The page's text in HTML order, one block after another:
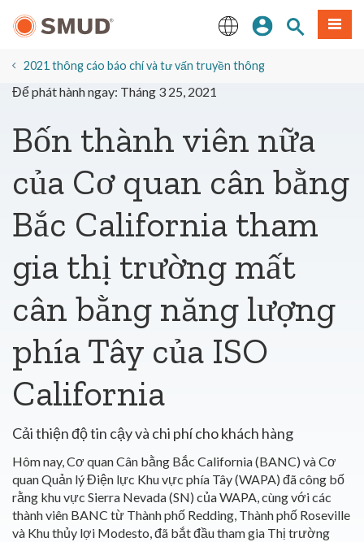
đến
dung
Đăng nhập
Tìm trangThực
2021 thông cáo báo chí và tư vấn truyền thông
Để phát hành ngay: Tháng 3 25, 2021
Bốn thành viên nữa
của Cơ quan cân bằng
Bắc California tham
gia thị trường mất
cân bằng năng lượng
phía Tây của ISO
California
Cải thiện độ tin cậy và chi phí cho khách hàng
Hôm nay, Cơ quan Cân bằng Bắc California (BANC) và Cơ
quan Quản lý Điện lực Khu vực phía Tây (WAPA) đã công bố
rằng khu vực Sierra Nevada (SN) của WAPA, cùng với các
thành viên BANC từ Thành phố Redding, Thành phố Roseville
và Khu thủy lợi Modesto, đã bắt đầu tham gia Thị trường